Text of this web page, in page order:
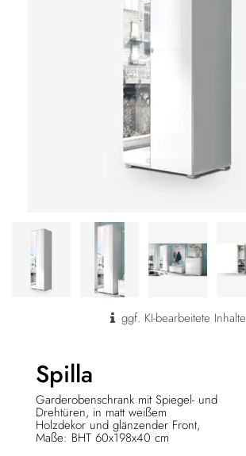
ggf. KI-bearbeitete Inhalte
Spilla
Garderobenschrank mit Spiegel- und
Drehtüren, in matt weißem
Holzdekor und glänzender Front,
Maße: BHT 60x198x40 cm